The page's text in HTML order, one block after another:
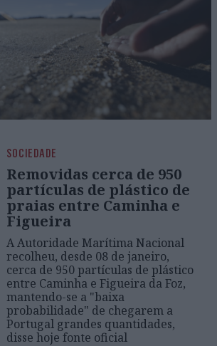
SOCIEDADE
Removidas cerca de 950
partículas de plástico de
praias entre Caminha e
Figueira
A Autoridade Marítima Nacional
recolheu, desde 08 de janeiro,
cerca de 950 partículas de plástico
entre Caminha e Figueira da Foz,
mantendo-se a "baixa
probabilidade" de chegarem a
Portugal grandes quantidades,
disse hoje fonte oficial